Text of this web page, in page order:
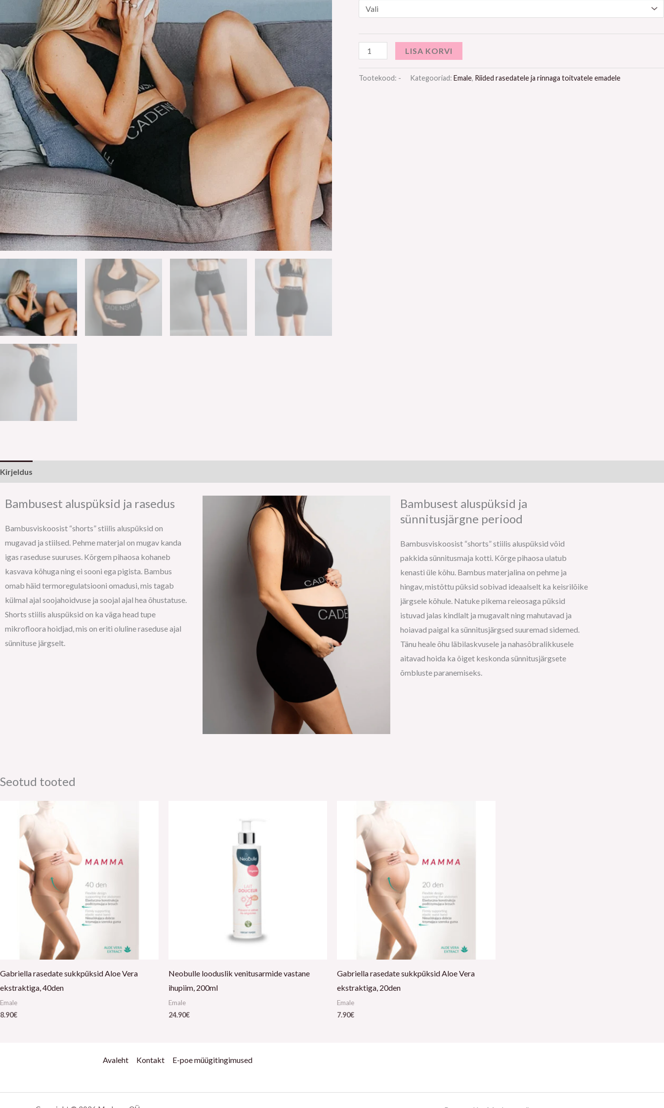
LISA KORVI
Tootekood: - Kategooriad: Emale, Riided rasedatele ja rinnaga toitvatele emadele
Kirjeldus
Bambusest aluspüksid ja rasedus
Bambusviskoosist “shorts” stiilis aluspüksid on
mugavad ja stiilsed. Pehme materjal on mugav kanda
igas raseduse suuruses. Kõrgem pihaosa kohaneb
kasvava kõhuga ning ei sooni ega pigista. Bambus
omab häid termoregulatsiooni omadusi, mis tagab
külmal ajal soojahoidvuse ja soojal ajal hea õhustatuse.
Shorts stiilis aluspüksid on ka väga head tupe
mikrofloora hoidjad, mis on eriti oluline raseduse ajal
sünnituse järgselt.
Bambusest aluspüksid ja
sünnitusjärgne periood
Bambusviskoosist “shorts” stiilis aluspüksid võid
pakkida sünnitusmaja kotti. Kõrge pihaosa ulatub
kenasti üle kõhu. Bambus materjalina on pehme ja
hingav, mistõttu püksid sobivad ideaalselt ka keisrilõike
järgsele kõhule. Natuke pikema reieosaga püksid
istuvad jalas kindlalt ja mugavalt ning mahutavad ja
hoiavad paigal ka sünnitusjärgsed suuremad sidemed.
Tänu heale õhu läbilaskvusele ja nahasõbralikkusele
aitavad hoida ka õiget keskonda sünnitusjärgsete
õmbluste paranemiseks.
Seotud tooted
Gabriella rasedate sukkpüksid Aloe Vera
ekstraktiga, 40den
Emale
8.90€
Neobulle looduslik venitusarmide vastane
ihupiim, 200ml
Emale
24.90€
Gabriella rasedate sukkpüksid Aloe Vera
ekstraktiga, 20den
Emale
7.90€
Avaleht Kontakt E-poe müügitingimused